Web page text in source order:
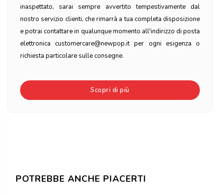
inaspettato, sarai sempre avvertito tempestivamente dal
nostro servizio clienti, che rimarrà a tua completa disposizione
e potrai contattare in qualunque momento all'indirizzo di posta
elettronica customercare@newpop.it per ogni esigenza o
richiesta particolare sulle consegne.
Scopri di più
POTREBBE ANCHE PIACERTI